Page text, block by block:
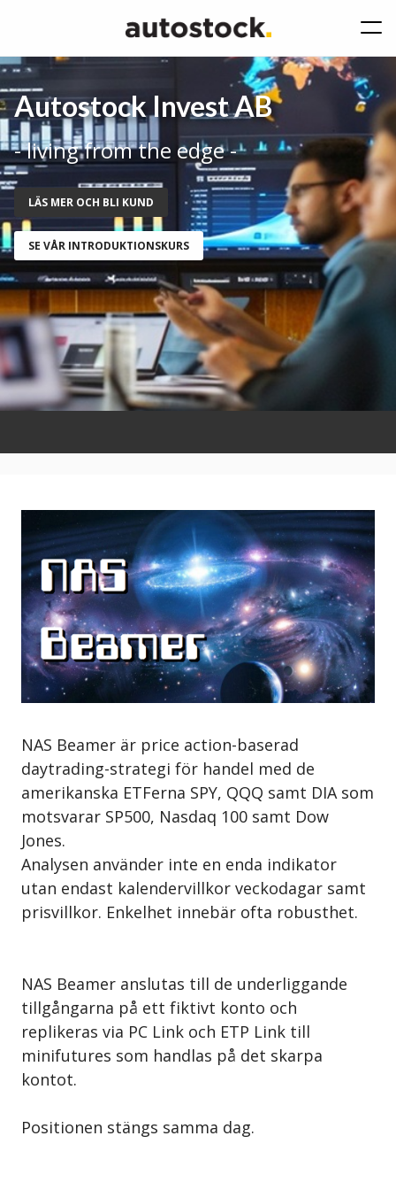
Autostock Invest AB
- living from the edge -
LÄS MER OCH BLI KUND
SE VÅR INTRODUKTIONSKURS
NAS Beamer är price action-baserad
daytrading-strategi för handel med de
amerikanska ETFerna SPY, QQQ samt DIA som
motsvarar SP500, Nasdaq 100 samt Dow
Jones.
Analysen använder inte en enda indikator
utan endast kalendervillkor veckodagar samt
prisvillkor. Enkelhet innebär ofta robusthet.
NAS Beamer anslutas till de underliggande
tillgångarna på ett fiktivt konto och
replikeras via PC Link och ETP Link till
minifutures som handlas på det skarpa
kontot.
Positionen stängs samma dag.